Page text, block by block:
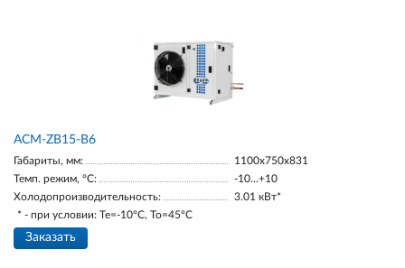
ACM-ZB15-В6
Габариты, мм:
1100х750х831
Темп. режим, °С:
-10…+10
Холодопроизводительность:
3.01 кВт*
* - при условии: Te=-10ºC, To=45ºC
Заказать